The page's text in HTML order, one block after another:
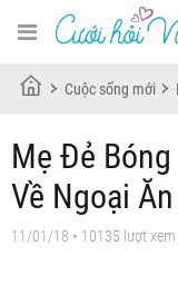
Cuộc sống mới
Mẹ Đẻ Bóng
Về Ngoại
11/01/18 • 10135 lượt xem